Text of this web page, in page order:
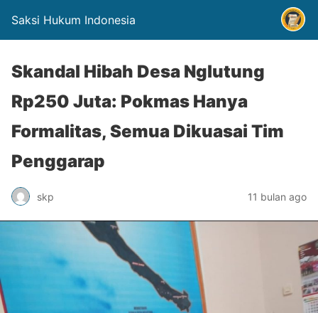
Saksi Hukum Indonesia
Skandal Hibah Desa Nglutung
Rp250 Juta: Pokmas Hanya
Formalitas, Semua Dikuasai Tim
Penggarap
skp 11 bulan ago